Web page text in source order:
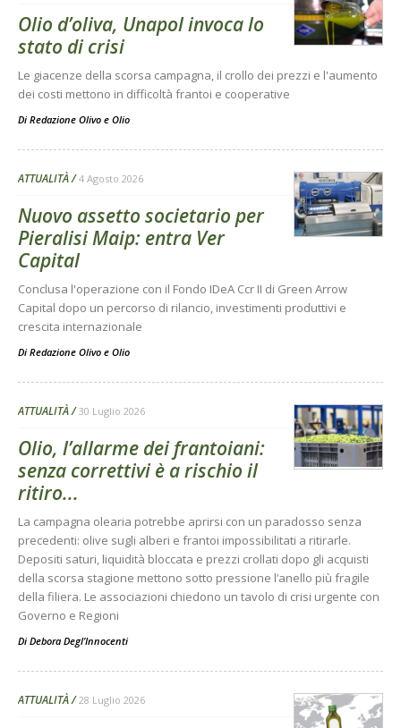
Olio d’oliva, Unapol invoca lo
stato di crisi
Le giacenze della scorsa campagna, il crollo dei prezzi e l'aumento
dei costi mettono in difficoltà frantoi e cooperative
Di Redazione Olivo e Olio
ATTUALITÀ 4 Agosto 2026
Nuovo assetto societario per
Pieralisi Maip: entra Ver
Capital
Conclusa l'operazione con il Fondo IDeA Ccr II di Green Arrow
Capital dopo un percorso di rilancio, investimenti produttivi e
crescita internazionale
Di Redazione Olivo e Olio
ATTUALITÀ 30 Luglio 2026
Olio, l’allarme dei frantoiani:
senza correttivi è a rischio il
ritiro...
La campagna olearia potrebbe aprirsi con un paradosso senza
precedenti: olive sugli alberi e frantoi impossibilitati a ritirarle.
Depositi saturi, liquidità bloccata e prezzi crollati dopo gli acquisti
della scorsa stagione mettono sotto pressione l’anello più fragile
della filiera. Le associazioni chiedono un tavolo di crisi urgente con
Governo e Regioni
Di Debora Degl’Innocenti
ATTUALITÀ 28 Luglio 2026